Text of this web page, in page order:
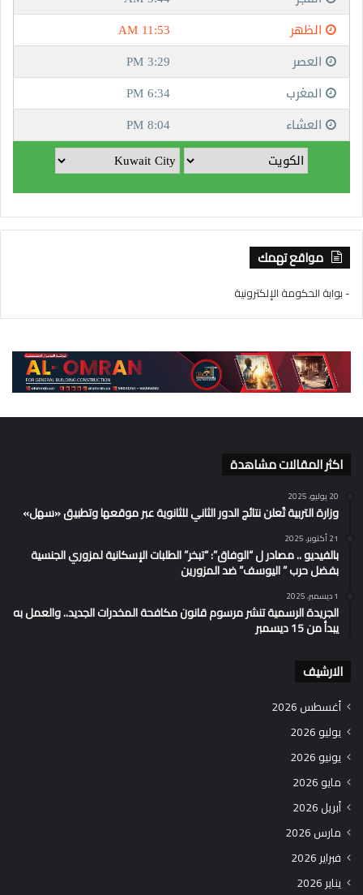
مواقع تهمك
- بوابة الحكومة الإلكترونية
اكثر المقالات مشاهدة
20 يوليو، 2025
وزارة التربية تُعلن نتائج الدور الثاني للثانوية عبر موقعها وتطبيق «سهل»
21 أكتوبر، 2025
بالفيديو .. مصادر ل “الوفاق”: “تبخر” الطلبات الإسكانية لمزوري الجنسية
بفضل حرب ” اليوسف” ضد المزورين
1 ديسمبر، 2025
الجريدة الرسمية تنشر مرسوم قانون مكافحة المخدرات الجديد.. والعمل به
يبدأ من 15 ديسمبر
الارشيف
أغسطس 2026
يوليو 2026
يونيو 2026
مايو 2026
أبريل 2026
مارس 2026
فبراير 2026
يناير 2026